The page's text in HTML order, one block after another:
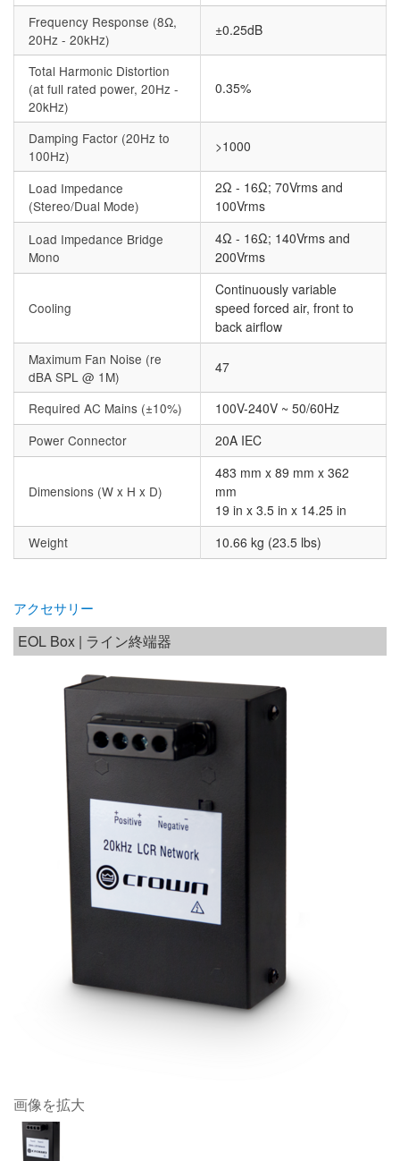
Frequency Response (8Ω,
20Hz - 20kHz)
±0.25dB
Total Harmonic Distortion
(at full rated power, 20Hz -
20kHz)
0.35%
Damping Factor (20Hz to
100Hz)
>1000
Load Impedance
(Stereo/Dual Mode)
2Ω - 16Ω; 70Vrms and
100Vrms
Load Impedance Bridge
Mono
4Ω - 16Ω; 140Vrms and
200Vrms
Cooling
Continuously variable
speed forced air, front to
back airflow
Maximum Fan Noise (re
dBA SPL @ 1M)
47
Required AC Mains (±10%)
100V-240V ~ 50/60Hz
Power Connector
20A IEC
Dimensions (W x H x D)
483 mm x 89 mm x 362
mm
19 in x 3.5 in x 14.25 in
Weight
10.66 kg (23.5 lbs)
アクセサリー
EOL Box | ライン終端器
画像を拡大